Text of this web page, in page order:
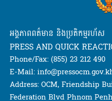
អង្គភាពពត៌មាន និងប្រតិកម្មរហ័ស
PRESS AND QUICK
Phone/Fax: (855) 23 212 490
E-Mail:
Address: OCM, Friendship
Federation Blvd Phnom